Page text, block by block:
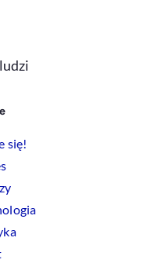
się!